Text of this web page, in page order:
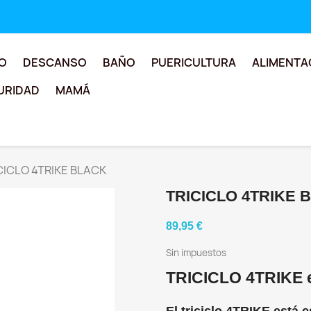
DESCANSO BAÑO PUERICULTURA
MAMÁ
4TRIKE BLACK
TRICICLO 4TRIKE
89,95 €
Sin impuestos
TRICICLO 4TRIKE